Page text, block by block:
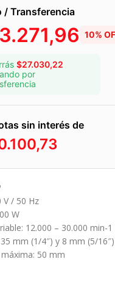
/ Transferencia
10%
$27.030,22
por
sin interés de
V / 50 Hz
W
12.000 – 30.000 min-1
mm (1/4″) y 8 mm (5/16″)
50 mm